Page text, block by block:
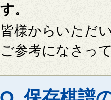
す。
皆様からいただ
ご参考になさっ